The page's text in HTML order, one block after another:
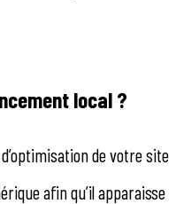
local ?
de votre site
afin qu’il apparaisse